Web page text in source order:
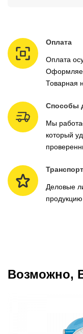
Оплата
Оплата
Товарная
Способы
Мы
который
Деловые
Возможно,